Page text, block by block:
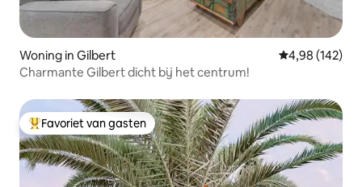
Woning in Gilbert Gemiddelde
4,98 (142)
Charmante Gilbert dicht bij het centrum!
Topfavoriet van gasten
Favoriet van gasten